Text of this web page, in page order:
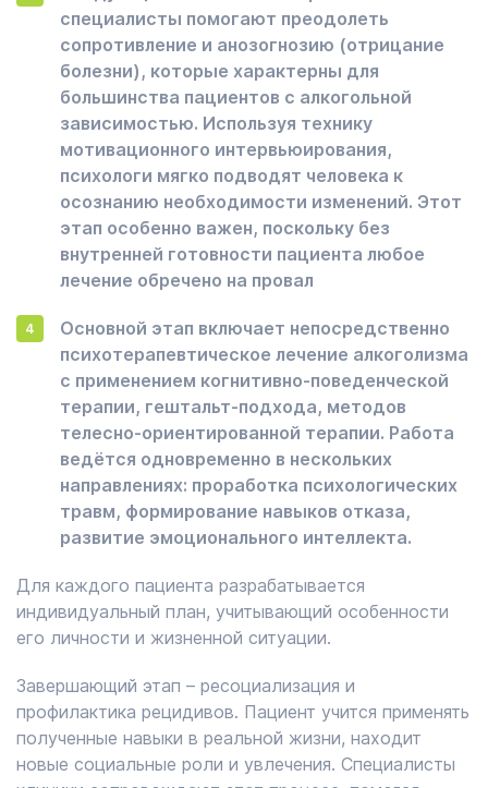
специалисты помогают преодолеть
сопротивление и анозогнозию (отрицание
болезни), которые характерны для
большинства пациентов с алкогольной
зависимостью. Используя технику
мотивационного интервьюирования,
психологи мягко подводят человека к
осознанию необходимости изменений. Этот
этап особенно важен, поскольку без
внутренней готовности пациента любое
лечение обречено на провал
Основной этап включает непосредственно
психотерапевтическое лечение алкоголизма
с применением когнитивно-поведенческой
терапии, гештальт-подхода, методов
телесно-ориентированной терапии. Работа
ведётся одновременно в нескольких
направлениях: проработка психологических
травм, формирование навыков отказа,
развитие эмоционального интеллекта.
Для каждого пациента разрабатывается
индивидуальный план, учитывающий особенности
его личности и жизненной ситуации.
Завершающий этап – ресоциализация и
профилактика рецидивов. Пациент учится применять
полученные навыки в реальной жизни, находит
новые социальные роли и увлечения. Специалисты